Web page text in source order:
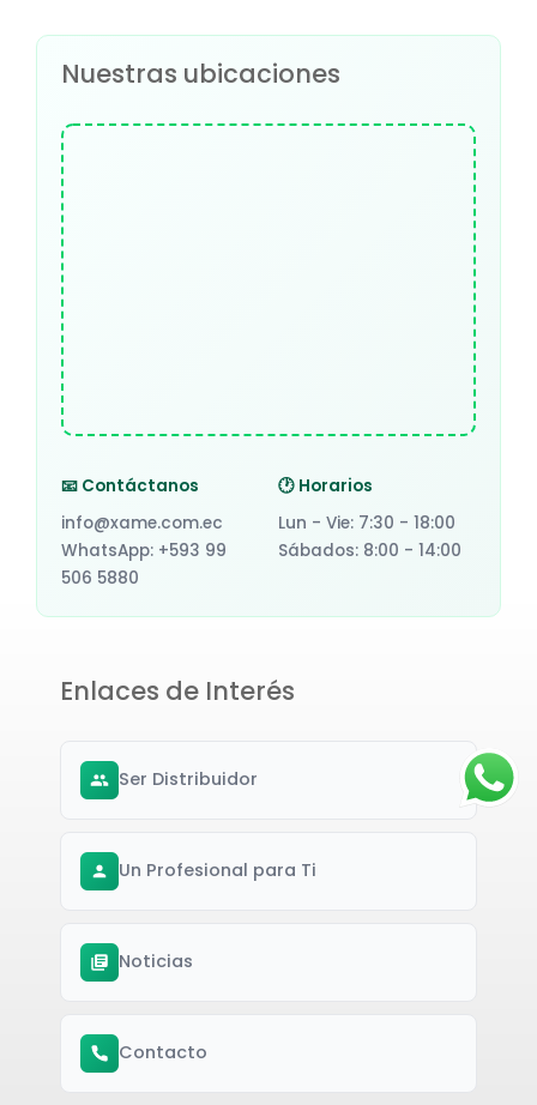
Nuestras ubicaciones
📧 Contáctanos
info@xame.com.ec
WhatsApp: +593 99
506 5880
🕐 Horarios
Lun - Vie: 7:30 - 18:00
Sábados: 8:00 - 14:00
Enlaces de Interés
Ser Distribuidor
Un Profesional para Ti
Noticias
Contacto